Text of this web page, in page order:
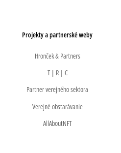
Projekty a partnerské weby
Hronček & Partners
T | R | C
Partner verejného sektora
Verejné obstarávanie
AllAboutNFT